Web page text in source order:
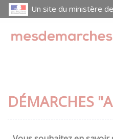
Un site du ministère
DÉMARCHES